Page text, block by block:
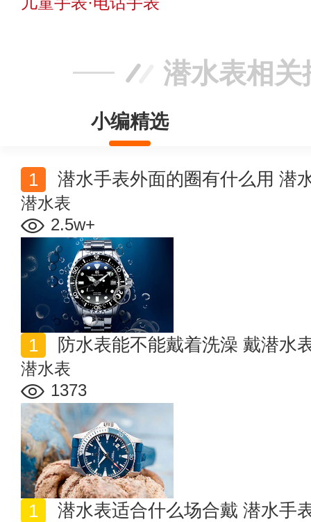
潜水表相关
小编精选
潜水手表外面的圈有什么用 潜
潜水表
2.5w+
防水表能不能戴着洗澡 戴潜水
潜水表
1373
潜水表适合什么场合戴 潜水手